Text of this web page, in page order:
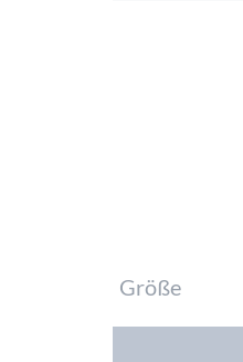
Pflichtfeld
Größe